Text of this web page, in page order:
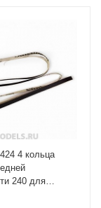
4 кольца
240 для
шкурника AMATI